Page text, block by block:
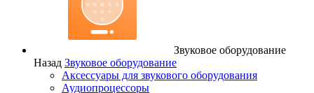
Звуковое оборудование
Назад Звуковое оборудование
Аксессуары для звукового оборудования
Аудиопроцессоры